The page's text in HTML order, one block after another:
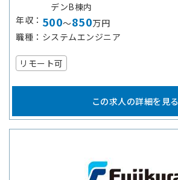
デンB棟内
年収
500～850万円
職種
システムエンジニア
リモート可
この求人の詳細を見る